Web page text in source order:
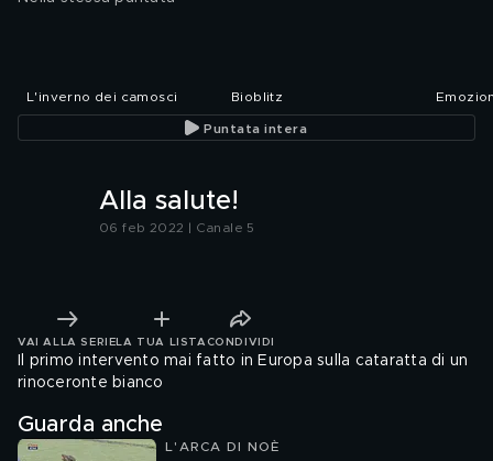
L'inverno dei camosci Bioblitz
Puntata intera
Alla salute!
06 feb 2022 | Canale 5
VAI ALLA SERIE LA TUA LISTA CONDIVIDI
Il primo intervento mai fatto in Europa sulla cataratta di un
rinoceronte bianco
Guarda anche
L'ARCA DI NOÈ